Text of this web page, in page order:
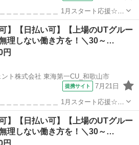
員デビューをUTが全力でサポート！ こ
駅 倉庫
可】【日払い可】【上場のUTグルー
理しない働き方を！＼30～…
円
ント株式会社 東海第一CU_和歌山市
提携サイト 7月21日
員デビューをUTが全力でサポート！ こ
駅 倉庫
可】【日払い可】【上場のUTグルー
理しない働き方を！＼30～…
円